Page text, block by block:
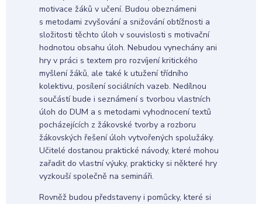
motivace žáků v učení. Budou obeznámeni
s metodami zvyšování a snižování obtížnosti a
složitosti těchto úloh v souvislosti s motivační
hodnotou obsahu úloh. Nebudou vynechány ani
hry v práci s textem pro rozvíjení kritického
myšlení žáků, ale také k utužení třídního
kolektivu, posílení sociálních vazeb. Nedílnou
součástí bude i seznámení s tvorbou vlastních
úloh do DUM a s metodami vyhodnocení textů
pocházejících z žákovské tvorby a rozboru
žákovských řešení úloh vytvořených spolužáky.
Učitelé dostanou praktické návody, které mohou
zařadit do vlastní výuky, prakticky si některé hry
vyzkouší společně na semináři.
Rovněž budou představeny i pomůcky, které si